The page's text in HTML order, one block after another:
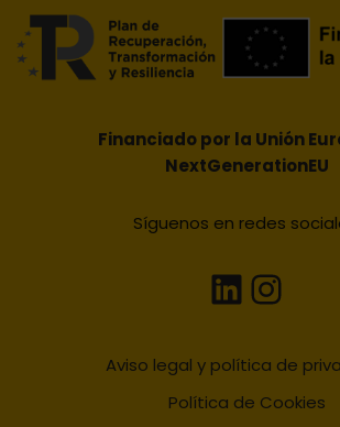
Financiado por la Unión
NextGenerationEU
Síguenos en redes
Aviso legal y política de
Política de Cookies